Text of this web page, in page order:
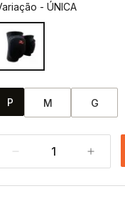
-ÚNICA
P M G
1